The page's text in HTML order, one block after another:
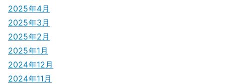
2025年4月
2025年3月
2025年2月
2025年1月
2024年12月
2024年11月